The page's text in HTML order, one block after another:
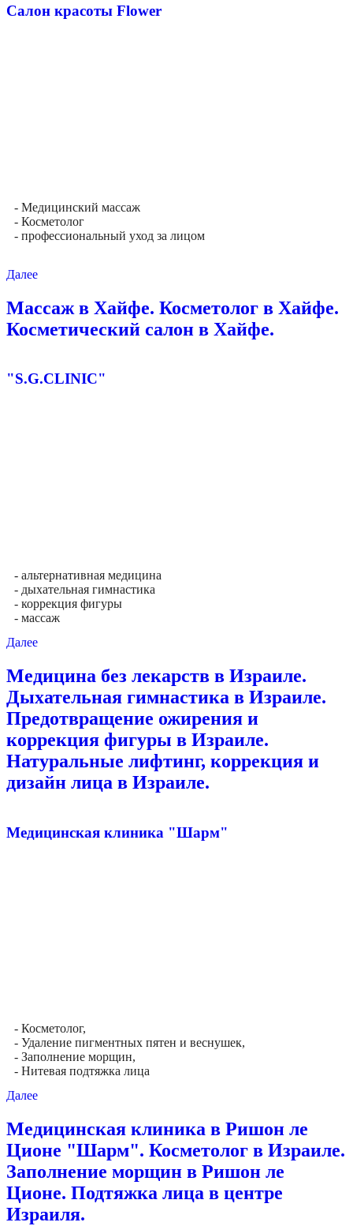
Салон красоты Flower
- Медицинский массаж
- Косметолог
- профессиональный уход за лицом
Далее
Массаж в Хайфе. Косметолог в Хайфе.
Косметический салон в Хайфе.
"S.G.CLINIC"
- альтернативная медицина
- дыхательная гимнастика
- коррекция фигуры
- массаж
Далее
Медицина без лекарств в Израиле.
Дыхательная гимнастика в Израиле.
Предотвращение ожирения и
коррекция фигуры в Израиле.
Натуральные лифтинг, коррекция и
дизайн лица в Израиле.
Медицинская клиника "Шарм"
- Косметолог,
- Удаление пигментных пятен и веснушек,
- Заполнение морщин,
- Нитевая подтяжка лица
Далее
Медицинская клиника в Ришон ле
Ционе "Шарм". Косметолог в Израиле.
Заполнение морщин в Ришон ле
Ционе. Подтяжка лица в центре
Израиля.